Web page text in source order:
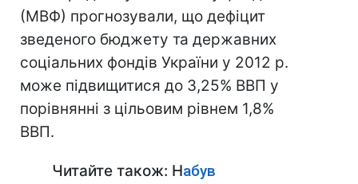
(МВФ) прогнозували, що дефіцит
зведеного бюджету та державних
соціальних фондів України у 2012 р.
може підвищитися до 3,25% ВВП у
порівнянні з цільовим рівнем 1,8%
ВВП.
Читайте також: Набув